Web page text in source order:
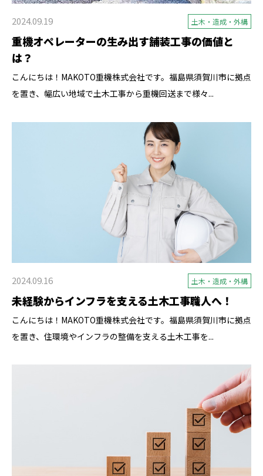
2024.09.19 土木・造成・外構
重機オペレーターの生み出す舗装工事の価値と
は？
こんにちは！MAKOTO重機株式会社です。福島県須賀川市に拠点
を置き、幅広い地域で土木工事から重機回送まで様々...
2024.09.16 土木・造成・外構
未経験からインフラを支える土木工事職人へ！
こんにちは！MAKOTO重機株式会社です。福島県須賀川市に拠点
を置き、住環境やインフラの整備を支える土木工事を...